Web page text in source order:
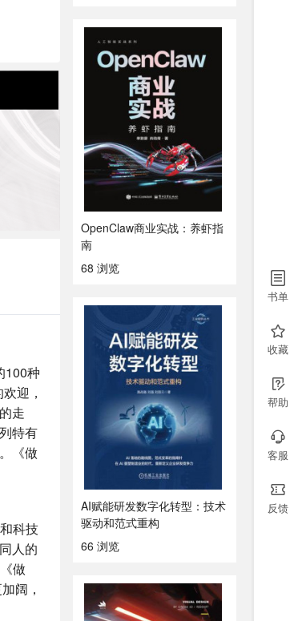
100种
迎，
走
特有
《做
科技
人的
做
阔，
OpenClaw商业实战：养虾指
南
68 浏览
AI赋能研发数字化转型：技术
驱动和范式重构
66 浏览
书单
收藏
帮助
客服
反馈